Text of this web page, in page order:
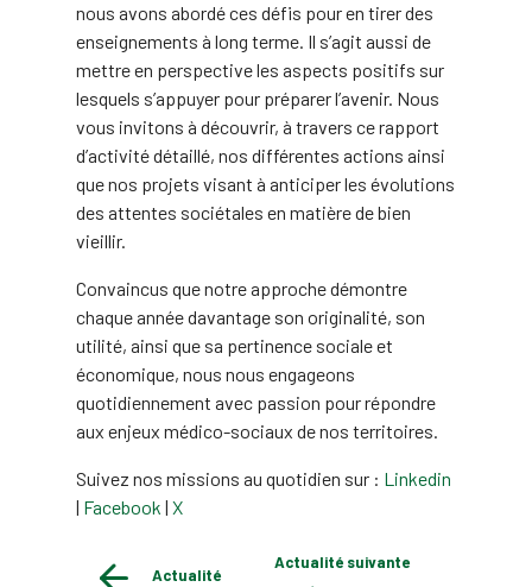
nous avons abordé ces défis pour en tirer des
enseignements à long terme. Il s’agit aussi de
mettre en perspective les aspects positifs sur
lesquels s’appuyer pour préparer l’avenir. Nous
vous invitons à découvrir, à travers ce rapport
d’activité détaillé, nos différentes actions ainsi
que nos projets visant à anticiper les évolutions
des attentes sociétales en matière de bien
vieillir.
Convaincus que notre approche démontre
chaque année davantage son originalité, son
utilité, ainsi que sa pertinence sociale et
économique, nous nous engageons
quotidiennement avec passion pour répondre
aux enjeux médico-sociaux de nos territoires.
Suivez nos missions au quotidien sur : Linkedin
| Facebook | X
Actualité
Actualité suivante